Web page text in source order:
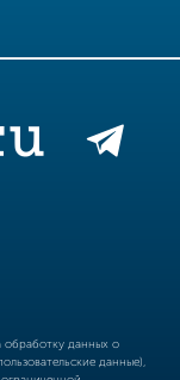
обработку данных о
данные),